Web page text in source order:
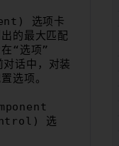
选项卡
的最大匹配
“选项”
话中，对装
选项。
选